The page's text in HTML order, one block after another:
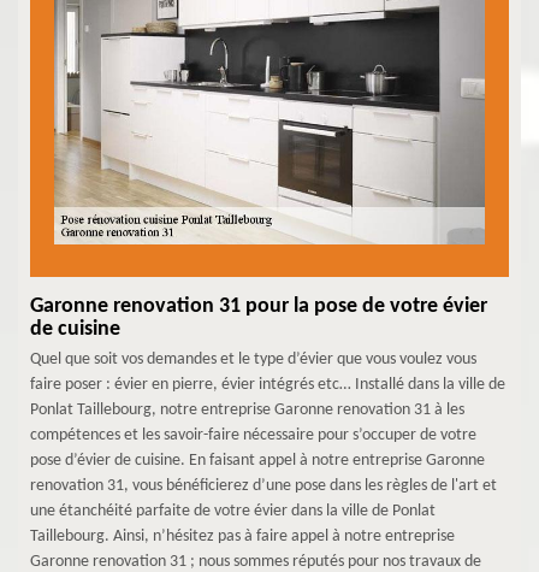
Garonne renovation 31 pour la pose de votre évier
de cuisine
Quel que soit vos demandes et le type d’évier que vous voulez vous
faire poser : évier en pierre, évier intégrés etc… Installé dans la ville de
Ponlat Taillebourg, notre entreprise Garonne renovation 31 à les
compétences et les savoir-faire nécessaire pour s’occuper de votre
pose d’évier de cuisine. En faisant appel à notre entreprise Garonne
renovation 31, vous bénéficierez d’une pose dans les règles de l'art et
une étanchéité parfaite de votre évier dans la ville de Ponlat
Taillebourg. Ainsi, n’hésitez pas à faire appel à notre entreprise
Garonne renovation 31 ; nous sommes réputés pour nos travaux de